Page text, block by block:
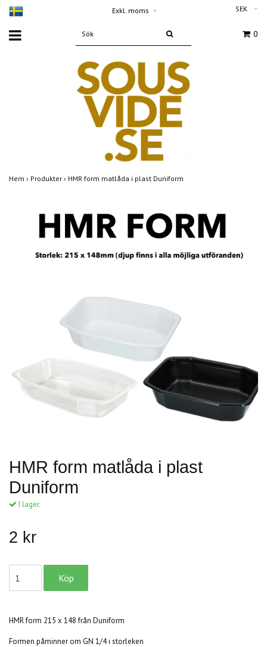
Exkl. moms ▾ SEK
0
Hem › Produkter › HMR form matlåda i plast Duniform
HMR form matlåda i plast
Duniform
I lager.
2 kr
HMR form 215 x 148 från Duniform
Formen påminner om GN 1/4 i storleken